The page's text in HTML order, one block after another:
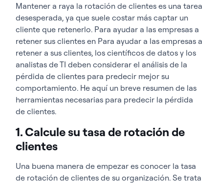
Mantener a raya la rotación de clientes es una tarea
desesperada, ya que suele costar más captar un
cliente que retenerlo. Para ayudar a las empresas a
retener sus clientes en Para ayudar a las empresas a
retener a sus clientes, los científicos de datos y los
analistas de TI deben considerar el análisis de la
pérdida de clientes para predecir mejor su
comportamiento. He aquí un breve resumen de las
herramientas necesarias para predecir la pérdida
de clientes.
1. Calcule su tasa de rotación de
clientes
Una buena manera de empezar es conocer la tasa
de rotación de clientes de su organización. Se trata